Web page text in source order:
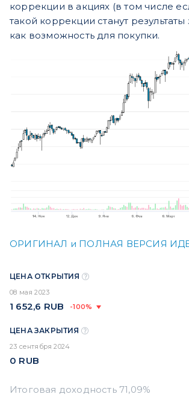
коррекции в акциях (в том числе
такой коррекции станут результаты
как возможность для покупки.
ОРИГИНАЛ и ПОЛНАЯ ВЕРСИЯ
ЦЕНА ОТКРЫТИЯ
08 мая 2023
1 652,6 RUB -100%
ЦЕНА ЗАКРЫТИЯ
23 сентября 2024
0 RUB